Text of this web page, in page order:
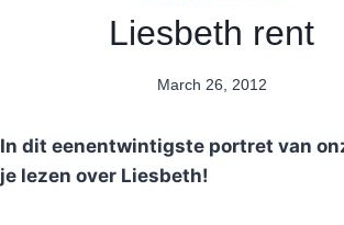
Liesbeth rent
By
March 26, 2012
In dit eenentwintigste portret van
je lezen over Liesbeth!